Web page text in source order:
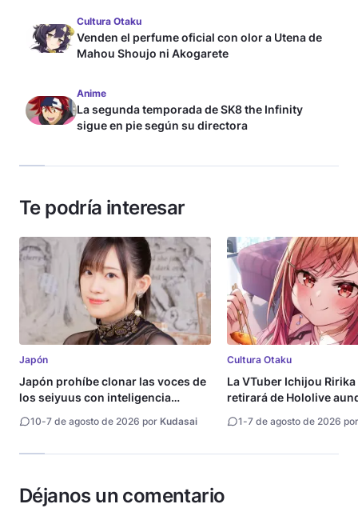
Cultura Otaku
Venden el perfume oficial con olor a Utena de
Mahou Shoujo ni Akogarete
Anime
La segunda temporada de SK8 the Infinity
sigue en pie según su directora
Te podría interesar
Japón
Japón prohíbe clonar las voces de
los seiyuus con inteligencia
10-7 de agosto de 2026 por Kudasai
Cultura Otaku
La VTuber Ichijou Ririka
retirará de Hololive
1-7 de agosto de 2026
Déjanos un comentario